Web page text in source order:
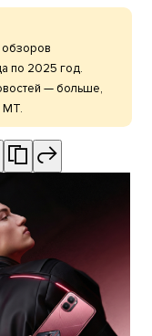
обзоров
по 2025 год.
— больше,
МТ.